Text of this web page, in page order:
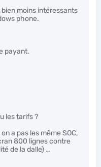
moins intéressants
phone.
payant.
les tarifs ?
a pas les même SOC,
800 lignes contre
de la dalle) …